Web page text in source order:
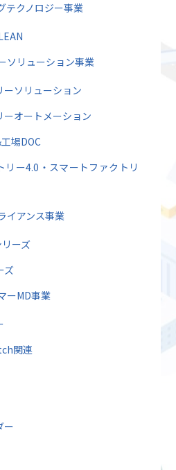
テクノロジー事業
ソリューション事業
ーソリューション
ーオートメーション
場DOC
リー4.0・スマートファクトリ
イアンス事業
ーズ
ズ
ーMD事業
関連
ー